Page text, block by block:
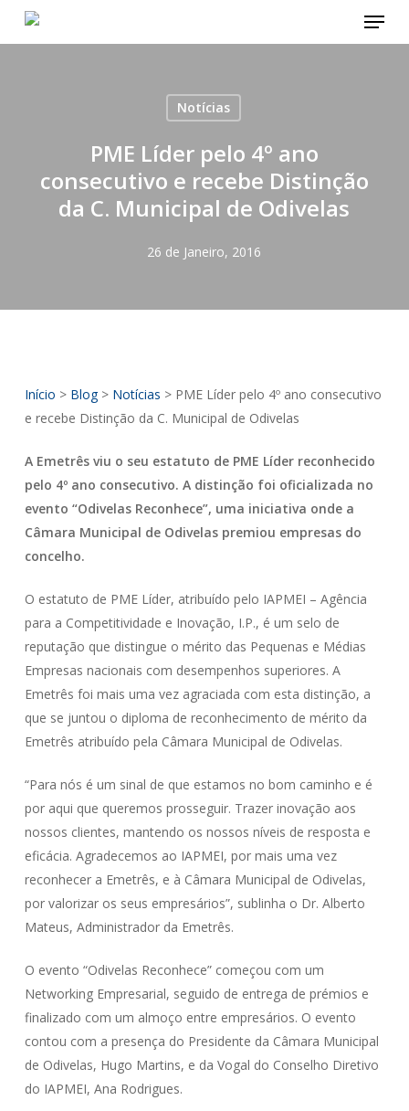
Menu
Notícias
PME Líder pelo 4º ano
consecutivo e recebe Distinção
da C. Municipal de Odivelas
26 de Janeiro, 2016
Início > Blog> Notícias > PME Líder pelo 4º ano consecutivo
e recebe Distinção da C. Municipal de Odivelas
A Emetrês viu o seu estatuto de PME Líder reconhecido
pelo 4º ano consecutivo. A distinção foi oficializada no
evento “Odivelas Reconhece”, uma iniciativa onde a
Câmara Municipal de Odivelas premiou empresas do
concelho.
O estatuto de PME Líder, atribuído pelo IAPMEI – Agência
para a Competitividade e Inovação, I.P., é um selo de
reputação que distingue o mérito das Pequenas e Médias
Empresas nacionais com desempenhos superiores. A
Emetrês foi mais uma vez agraciada com esta distinção, a
que se juntou o diploma de reconhecimento de mérito da
Emetrês atribuído pela Câmara Municipal de Odivelas.
“Para nós é um sinal de que estamos no bom caminho e é
por aqui que queremos prosseguir. Trazer inovação aos
nossos clientes, mantendo os nossos níveis de resposta e
eficácia. Agradecemos ao IAPMEI, por mais uma vez
reconhecer a Emetrês, e à Câmara Municipal de Odivelas,
por valorizar os seus empresários”, sublinha o Dr. Alberto
Mateus, Administrador da Emetrês.
O evento “Odivelas Reconhece” começou com um
Networking Empresarial, seguido de entrega de prémios e
finalizado com um almoço entre empresários. O evento
contou com a presença do Presidente da Câmara Municipal
de Odivelas, Hugo Martins, e da Vogal do Conselho Diretivo
do IAPMEI, Ana Rodrigues.